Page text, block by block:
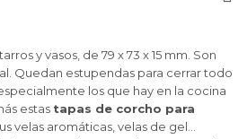
y vasos, de 79 x 73 x 15 mm. Son
Quedan estupendas para cerrar todo
los que hay en la cocina
estas tapas de corcho para
velas aromáticas, velas de gel…